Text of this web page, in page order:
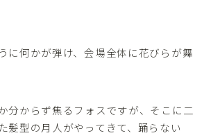
に何かが弾け、会場全体に花びらが舞
分からず焦るフォスですが、そこに二
髪型の月人がやってきて、踊らない